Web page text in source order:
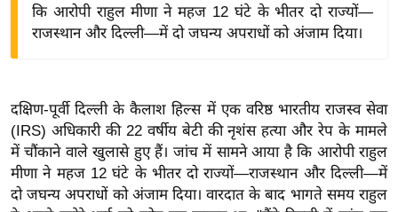
वि
शे
ष
ज्ञ
रा
कि आरोपी राहुल मीणा ने महज 12 घंटे के भीतर दो राज्यों—
राजस्थान और दिल्ली—में दो जघन्य अपराधों को अंजाम दिया।
दक्षिण-पूर्वी दिल्ली के कैलाश हिल्स में एक वरिष्ठ भारतीय राजस्व सेवा
(IRS) अधिकारी की 22 वर्षीय बेटी की नृशंस हत्या और रेप के मामले
में चौंकाने वाले खुलासे हुए हैं। जांच में सामने आया है कि आरोपी राहुल
मीणा ने महज 12 घंटे के भीतर दो राज्यों—राजस्थान और दिल्ली—में
दो जघन्य अपराधों को अंजाम दिया। वारदात के बाद भागते समय राहुल